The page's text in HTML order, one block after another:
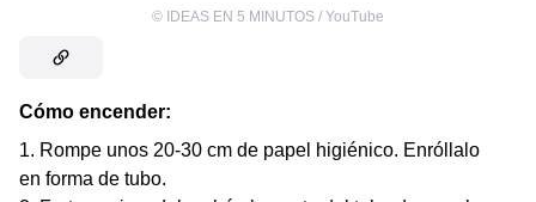
© IDEAS EN 5 MINUTOS / YouTube
Cómo encender:
Rompe unos 20-30 cm de papel higiénico. Enróllalo
en forma de tubo.